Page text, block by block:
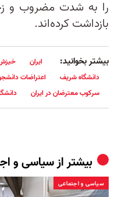
را به شدت مضروب و
بازداشت کرده‌اند.
بیشتر بخوانید: ایران
دانشگاه شریف
اعتراضات
سرکوب معترضان در ایران
بیشتر ازسیاسی و
سیاسی و اجتماعی